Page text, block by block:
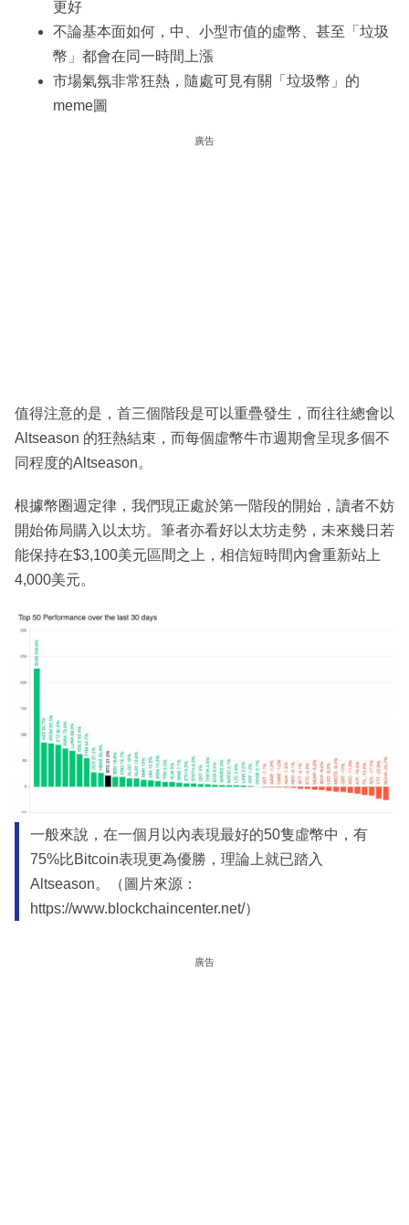
更好
不論基本面如何，中、小型市值的虛幣、甚至「垃圾
幣」都會在同一時間上漲
市場氣氛非常狂熱，隨處可見有關「垃圾幣」的
meme圖
廣告
值得注意的是，首三個階段是可以重疊發生，而往往總會以
Altseason 的狂熱結束，而每個虛幣牛市週期會呈現多個不
同程度的Altseason。
根據幣圈週定律，我們現正處於第一階段的開始，讀者不妨
開始佈局購入以太坊。筆者亦看好以太坊走勢，未來幾日若
能保持在$3,100美元區間之上，相信短時間內會重新站上
4,000美元。
一般來說，在一個月以內表現最好的50隻虛幣中，有
75%比Bitcoin表現更為優勝，理論上就已踏入
Altseason。（圖片來源：
https://www.blockchaincenter.net/）
廣告